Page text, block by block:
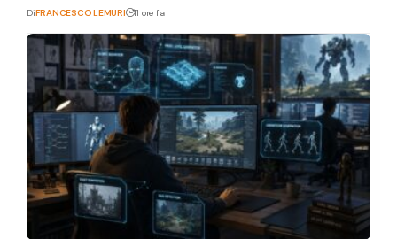
DiFRANCESCO LEMURI 11 ore fa